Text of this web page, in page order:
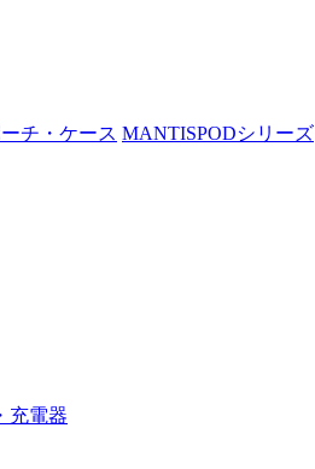
チ・ケース MANTISPODシリーズ
充電器